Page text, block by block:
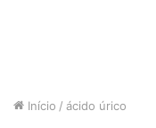
Início / ácido úrico